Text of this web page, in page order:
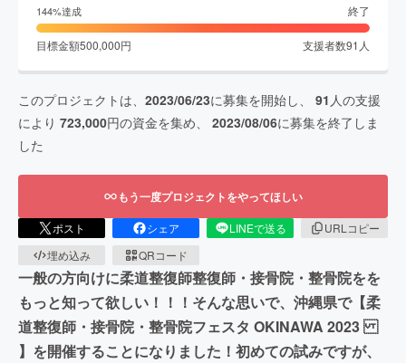
144%達成 終了
目標金額500,000円 支援者数91 人
このプロジェクトは、 2023/06/23に募集を開始し、 91 人の支援
により 723,000円の資金を集め、 2023/08/06に募集を終了しま
した
もう一度プロジェクトをやってほしい
ポスト シェア LINEで送る
URLコピー
埋め込み
QRコード
一般の方向けに柔道整復師整復師・接骨院・整骨院をを
もっと知って欲しい！！！そんな思いで、沖縄県で【柔
道整復師・接骨院・整骨院フェスタ OKINAWA 2023
】を開催することになりました！初めての試みですが、